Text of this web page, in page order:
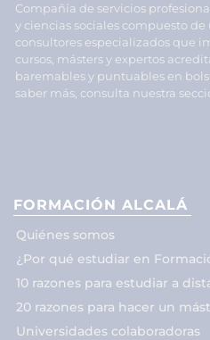
Compañía de servicios
y ciencias sociales compuesto
consultores especializados que
cursos, másters y expertos
baremables y puntuables en
saber más, consulta nuestra
FORMACIÓN ALCALÁ
Quiénes somos
¿Por qué estudiar en
10 razones para estudiar a
20 razones para hacer un
Universidades colaboradoras